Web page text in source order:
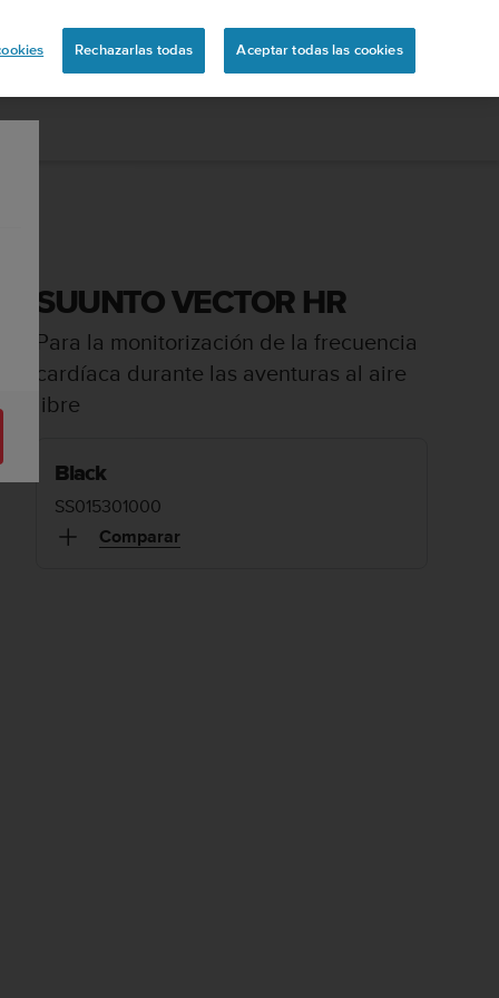
SUUNTO VECTOR HR
Para la monitorización de la frecuencia
cardíaca durante las aventuras al aire
libre
Black
SS015301000
Comparar
Rechazarlas todas Aceptar todas las cookies